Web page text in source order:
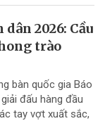
2026: Cầu
trào
bàn quốc gia Báo
đấu hàng đầu
tay vợt xuất sắc,